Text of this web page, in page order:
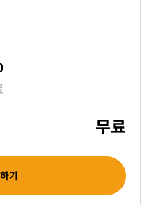
무료
기